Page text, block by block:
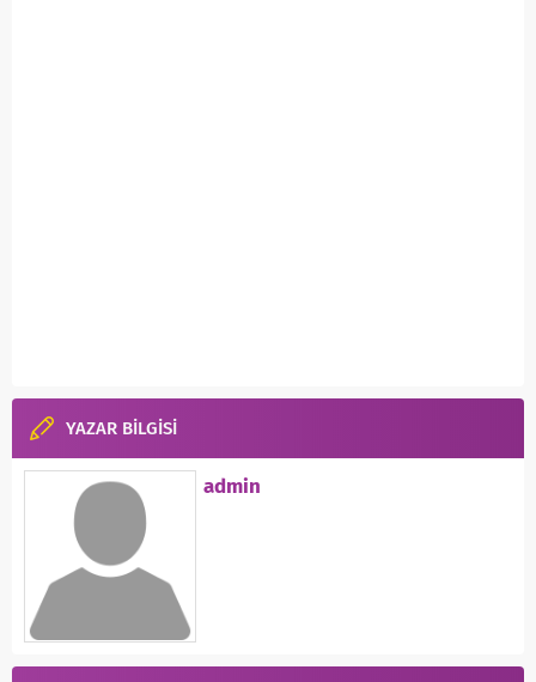
YAZAR BİLGİSİ
admin